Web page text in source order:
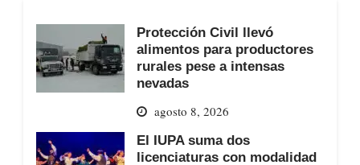
Protección Civil llevó
alimentos para productores
rurales pese a intensas
nevadas
agosto 8, 2026
El IUPA suma dos
licenciaturas con modalidad